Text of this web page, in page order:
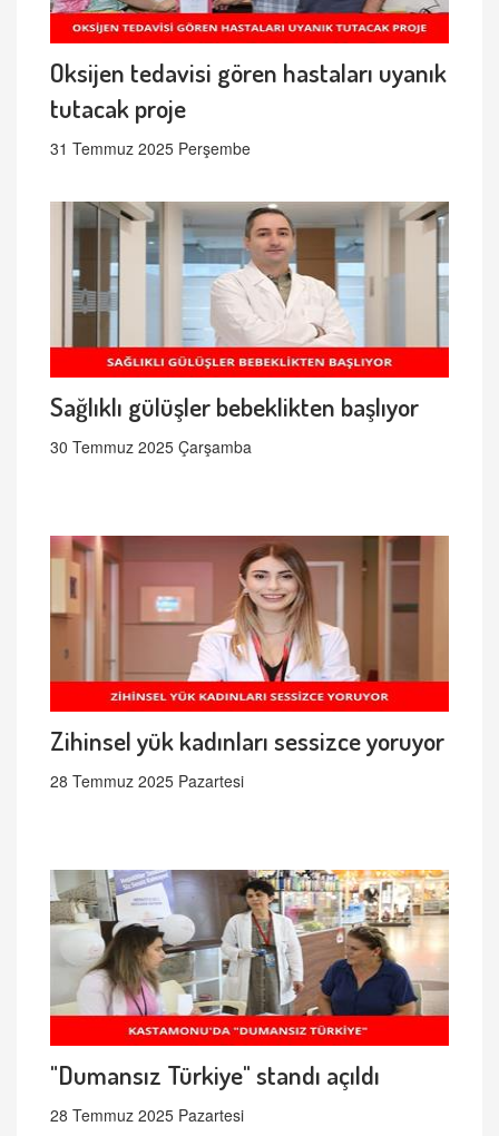
Oksijen tedavisi gören hastaları uyanık
tutacak proje
31 Temmuz 2025 Perşembe
Sağlıklı gülüşler bebeklikten başlıyor
30 Temmuz 2025 Çarşamba
Zihinsel yük kadınları sessizce yoruyor
28 Temmuz 2025 Pazartesi
"Dumansız Türkiye" standı açıldı
28 Temmuz 2025 Pazartesi